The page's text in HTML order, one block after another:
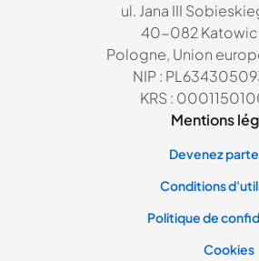
ul. Jana III
40-082
Pologne, Union
NIP :
KRS :
Mentions
Devenez
Conditions
Politique de
Cookies